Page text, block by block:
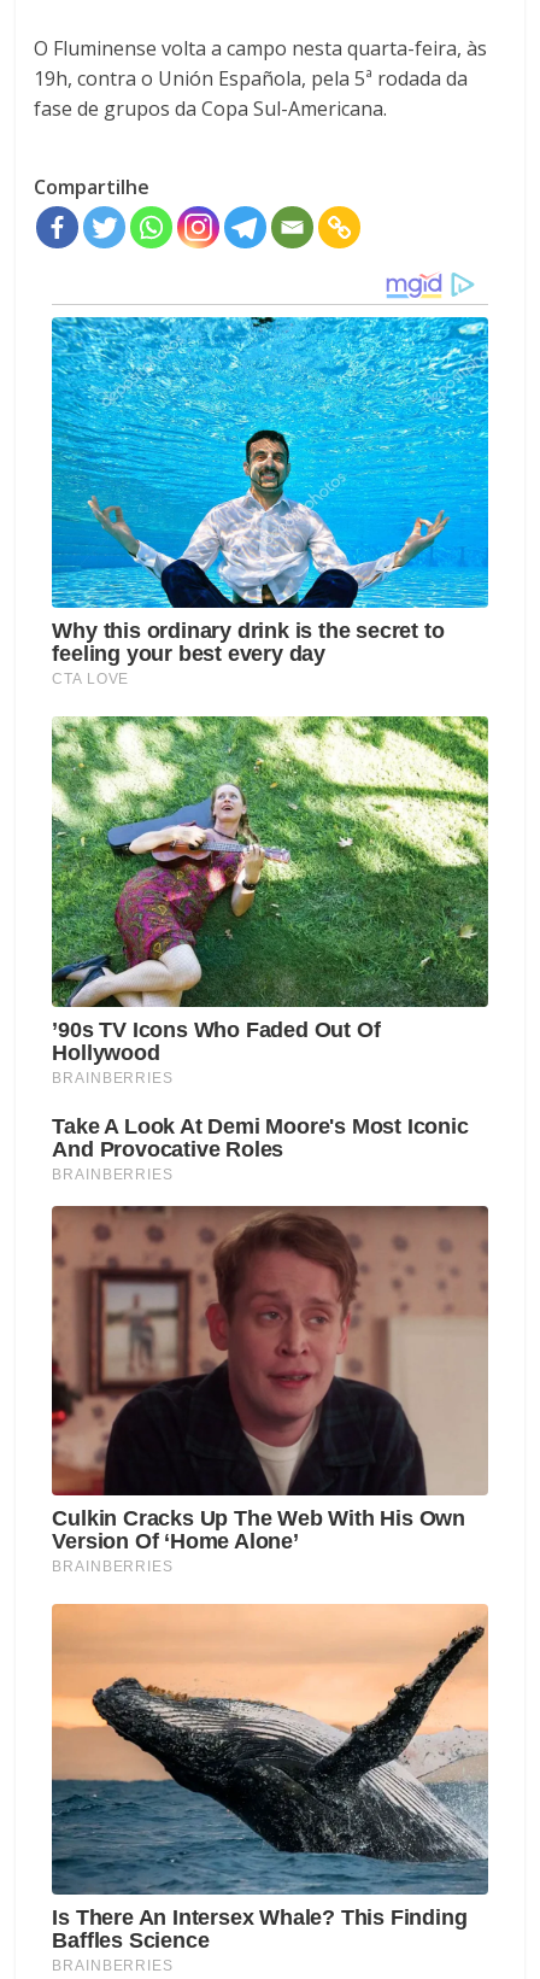
O Fluminense volta a campo nesta quarta-feira, às
19h, contra o Unión Española, pela 5ª rodada da
fase de grupos da Copa Sul-Americana.
Compartilhe